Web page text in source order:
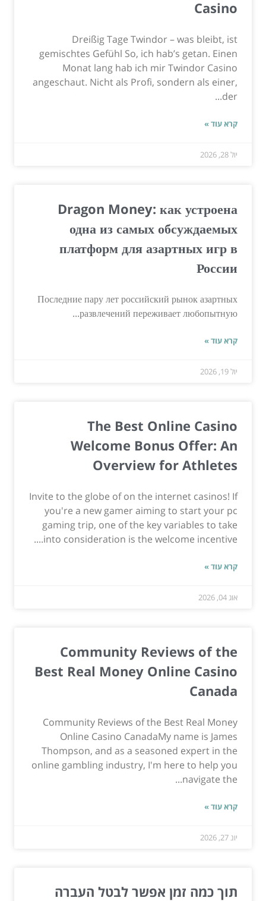
Casino
Dreißig Tage Twindor – was bleibt, ist
gemischtes Gefühl So, ich hab’s getan. Einen
Monat lang hab ich mir Twindor Casino
angeschaut. Nicht als Profi, sondern als einer,
der...
קרא עוד »
יול 28, 2026
Dragon Money: как устроена
одна из самых обсуждаемых
платформ для азартных игр в
России
Последние пару лет российский рынок азартных
развлечений переживает любопытную...
קרא עוד »
יול 19, 2026
The Best Online Casino
Welcome Bonus Offer: An
Overview for Athletes
Invite to the globe of on the internet casinos! If
you're a new gamer aiming to start your pc
gaming trip, one of the key variables to take
into consideration is the welcome incentive....
קרא עוד »
אוג 04, 2026
Community Reviews of the
Best Real Money Online Casino
Canada
Community Reviews of the Best Real Money
Online Casino CanadaMy name is James
Thompson, and as a seasoned expert in the
online gambling industry, I'm here to help you
navigate the...
קרא עוד »
יונ 27, 2026
תוך כמה זמן אפשר לבטל העברה